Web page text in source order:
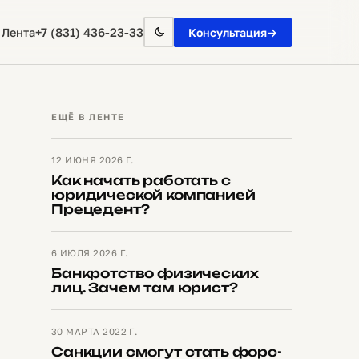
+7 (831) 436-23-33 Консультация→
ЕЩЁ В ЛЕНТЕ
12 ИЮНЯ 2026 Г.
Как начать работать с
юридической компанией
Прецедент?
6 ИЮЛЯ 2026 Г.
Банкротство физических
лиц. Зачем там юрист?
30 МАРТА 2022 Г.
Санкции смогут стать форс-